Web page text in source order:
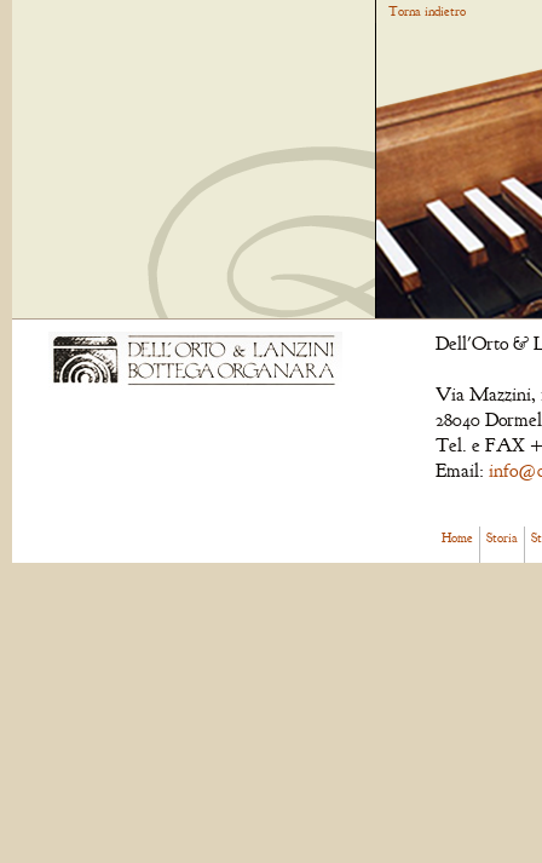
Torna indietro
Dell'Orto &
Via Mazzini,
28040
Tel. e FAX
Email:
Home Storia